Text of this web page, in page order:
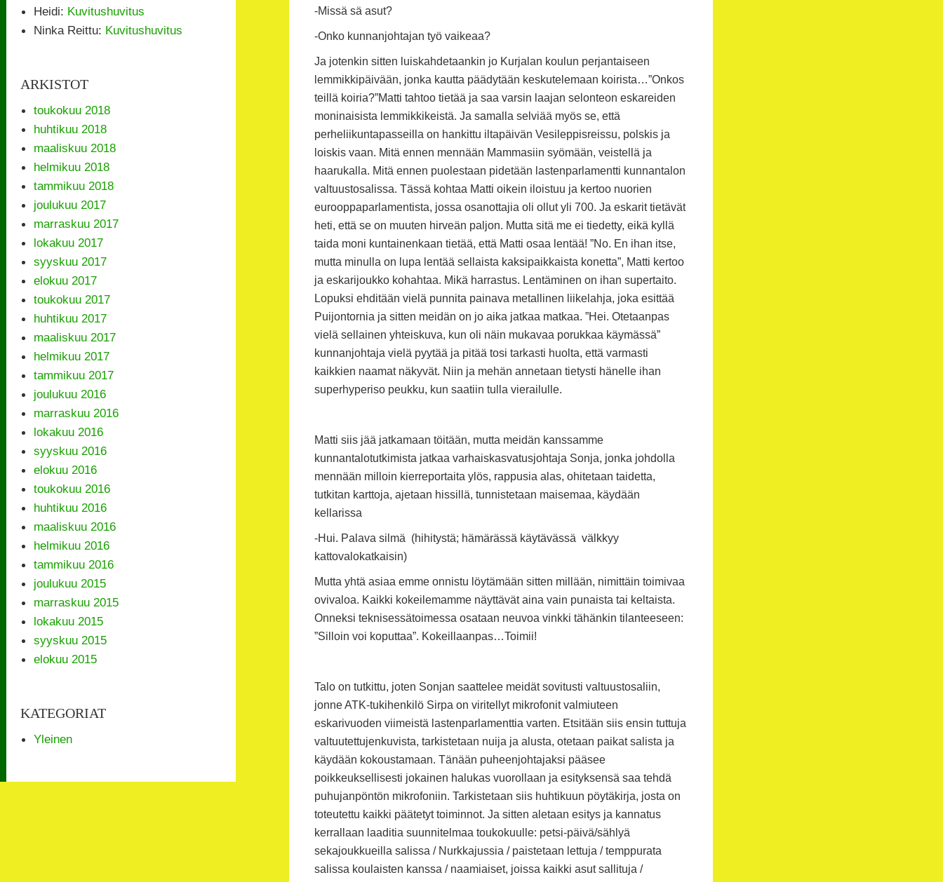
-Missä sä asut?
-Onko kunnanjohtajan työ vaikeaa?
Ja jotenkin sitten luiskahdetaankin jo Kurjalan koulun perjantaiseen
lemmikkipäivään, jonka kautta päädytään keskutelemaan koirista…”Onkos
teillä koiria?”Matti tahtoo tietää ja saa varsin laajan selonteon eskareiden
moninaisista lemmikkikeistä. Ja samalla selviää myös se, että
perheliikuntapasseilla on hankittu iltapäivän Vesileppisreissu, polskis ja
loiskis vaan. Mitä ennen mennään Mammasiin syömään, veistellä ja
haarukalla. Mitä ennen puolestaan pidetään lastenparlamentti kunnantalon
valtuustosalissa. Tässä kohtaa Matti oikein iloistuu ja kertoo nuorien
eurooppaparlamentista, jossa osanottajia oli ollut yli 700. Ja eskarit tietävät
heti, että se on muuten hirveän paljon. Mutta sitä me ei tiedetty, eikä kyllä
taida moni kuntainenkaan tietää, että Matti osaa lentää! ”No. En ihan itse,
mutta minulla on lupa lentää sellaista kaksipaikkaista konetta”, Matti kertoo
ja eskarijoukko kohahtaa. Mikä harrastus. Lentäminen on ihan supertaito.
Lopuksi ehditään vielä punnita painava metallinen liikelahja, joka esittää
Puijontornia ja sitten meidän on jo aika jatkaa matkaa. ”Hei. Otetaanpas
vielä sellainen yhteiskuva, kun oli näin mukavaa porukkaa käymässä”
kunnanjohtaja vielä pyytää ja pitää tosi tarkasti huolta, että varmasti
kaikkien naamat näkyvät. Niin ja mehän annetaan tietysti hänelle ihan
superhyperiso peukku, kun saatiin tulla vierailulle.
Matti siis jää jatkamaan töitään, mutta meidän kanssamme
kunnantalotutkimista jatkaa varhaiskasvatusjohtaja Sonja, jonka johdolla
mennään milloin kierreportaita ylös, rappusia alas, ohitetaan taidetta,
tutkitan karttoja, ajetaan hissillä, tunnistetaan maisemaa, käydään
kellarissa
-Hui. Palava silmä (hihitystä; hämärässä käytävässä välkkyy
kattovalokatkaisin)
Mutta yhtä asiaa emme onnistu löytämään sitten millään, nimittäin toimivaa
ovivaloa. Kaikki kokeilemamme näyttävät aina vain punaista tai keltaista.
Onneksi teknisessätoimessa osataan neuvoa vinkki tähänkin tilanteeseen:
”Silloin voi koputtaa”. Kokeillaanpas…Toimii!
Talo on tutkittu, joten Sonjan saattelee meidät sovitusti valtuustosaliin,
jonne ATK-tukihenkilö Sirpa on viritellyt mikrofonit valmiuteen
eskarivuoden viimeistä lastenparlamenttia varten. Etsitään siis ensin tuttuja
valtuutettujenkuvista, tarkistetaan nuija ja alusta, otetaan paikat salista ja
käydään kokoustamaan. Tänään puheenjohtajaksi pääsee
poikkeuksellisesti jokainen halukas vuorollaan ja esityksensä saa tehdä
puhujanpöntön mikrofoniin. Tarkistetaan siis huhtikuun pöytäkirja, josta on
toteutettu kaikki päätetyt toiminnot. Ja sitten aletaan esitys ja kannatus
kerrallaan laaditia suunnitelmaa toukokuulle: petsi-päivä/sählyä
sekajoukkueilla salissa / Nurkkajussia / paistetaan lettuja / temppurata
salissa koulaisten kanssa / naamiaiset, joissa kaikki asut sallituja /
Heidi: Kuvitushuvitus
Ninka Reittu: Kuvitushuvitus
ARKISTOT
toukokuu 2018
huhtikuu 2018
maaliskuu 2018
helmikuu 2018
tammikuu 2018
joulukuu 2017
marraskuu 2017
lokakuu 2017
syyskuu 2017
elokuu 2017
toukokuu 2017
huhtikuu 2017
maaliskuu 2017
helmikuu 2017
tammikuu 2017
joulukuu 2016
marraskuu 2016
lokakuu 2016
syyskuu 2016
elokuu 2016
toukokuu 2016
huhtikuu 2016
maaliskuu 2016
helmikuu 2016
tammikuu 2016
joulukuu 2015
marraskuu 2015
lokakuu 2015
syyskuu 2015
elokuu 2015
KATEGORIAT
Yleinen